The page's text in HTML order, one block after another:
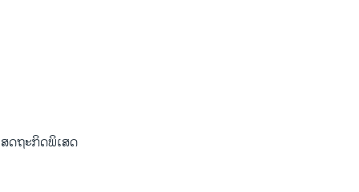
ດຖະກິດພິເສດ